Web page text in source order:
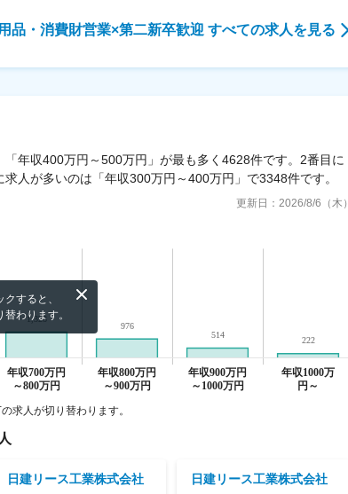
品・消費財営業×第二新卒歓迎 すべての求人を見る
年収400万円～500万円」が最も多く4628件です。2番目に
人が多いのは「年収300万円～400万円」で3348件です。
更新日： 2026/8/6（木）
すると、
わります。
求人が切り替わります。
日建リース工業株式会社 日建リース工業株式会社